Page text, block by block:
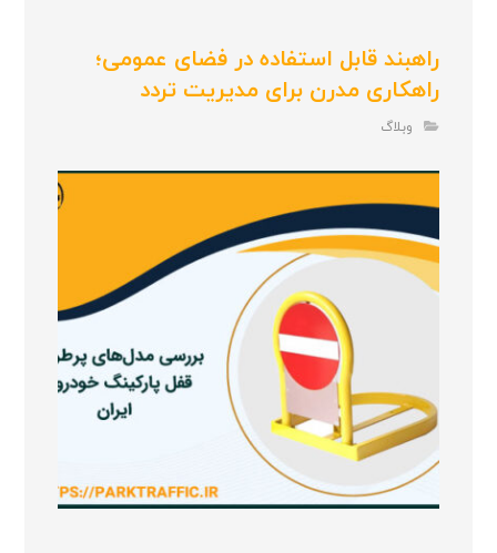
راهبند قابل استفاده در فضای عمومی؛
راهکاری مدرن برای مدیریت تردد
وبلاگ